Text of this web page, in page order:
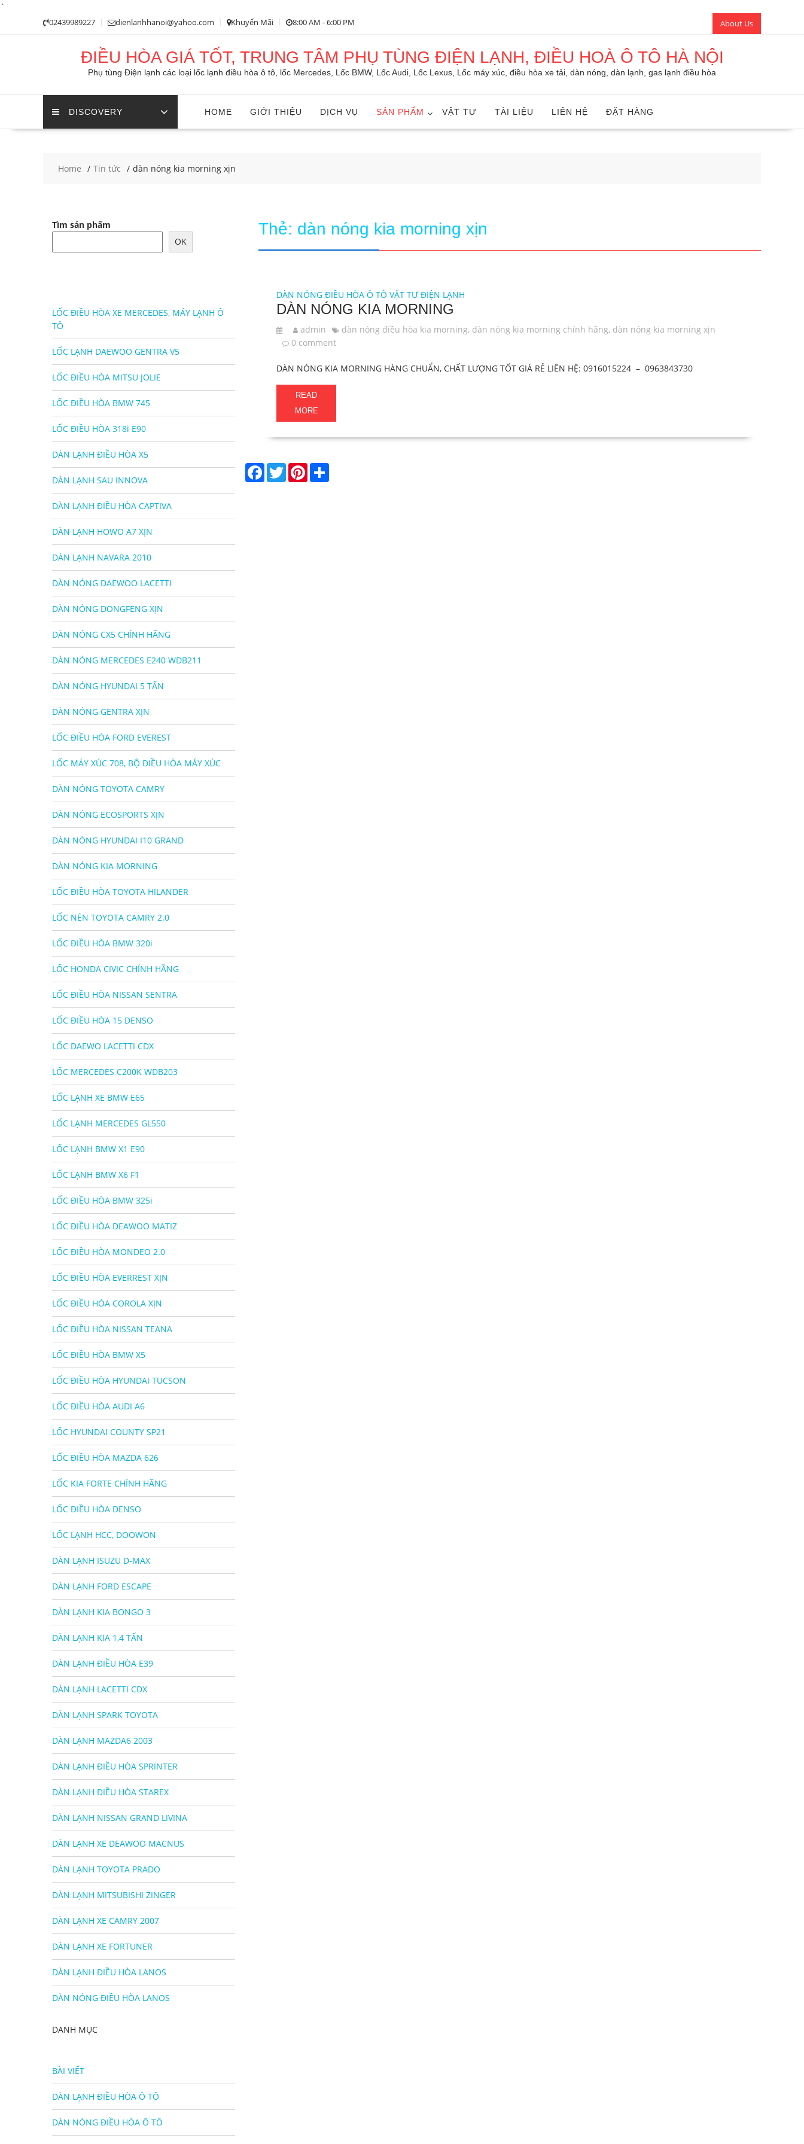
`
02439989227 dienlanhhanoi@yahoo.com Khuyến Mãi 8:00 AM - 6:00 PM About Us
ĐIỀU HÒA GIÁ TỐT, TRUNG TÂM PHỤ TÙNG ĐIỆN LẠNH, ĐIỀU HOÀ Ô TÔ HÀ NỘI
Phụ tùng Điện lạnh các loại lốc lạnh điều hòa ô tô, lốc Mercedes, Lốc BMW, Lốc Audi, Lốc Lexus, Lốc máy xúc, điều hòa xe tải, dàn nóng, dàn lạnh, gas lạnh điều hòa
DISCOVERY HOME GIỚI THIỆU DỊCH VỤ SẢN PHẨM VẬT TƯ TÀI LIỆU LIÊN HỆ ĐẶT HÀNG
Home Tin tức dàn nóng kia morning xịn
Thẻ: dàn nóng kia morning xịn
DÀN NÓNG ĐIỀU HÒA Ô TÔ VẬT TƯ ĐIỆN LẠNH
DÀN NÓNG KIA MORNING
admin dàn nóng điều hòa kia morning, dàn nóng kia morning chính hãng, dàn nóng kia morning xịn
0 comment
DÀN NÓNG KIA MORNING HÀNG CHUẨN, CHẤT LƯỢNG TỐT GIÁ RẺ LIÊN HỆ: 0916015224 – 0963843730
READ
MORE
Tìm sản phẩm
OK
LỐC ĐIỀU HÒA XE MERCEDES, MÁY LẠNH Ô
TÔ
LỐC LẠNH DAEWOO GENTRA V5
LỐC ĐIỀU HÒA MITSU JOLIE
LỐC ĐIỀU HÒA BMW 745
LỐC ĐIỀU HÒA 318i E90
DÀN LẠNH ĐIỀU HÒA X5
DÀN LẠNH SAU INNOVA
DÀN LẠNH ĐIỀU HÒA CAPTIVA
DÀN LẠNH HOWO A7 XỊN
DÀN LẠNH NAVARA 2010
DÀN NÓNG DAEWOO LACETTI
DÀN NÓNG DONGFENG XỊN
DÀN NÓNG CX5 CHÍNH HÃNG
DÀN NÓNG MERCEDES E240 WDB211
DÀN NÓNG HYUNDAI 5 TẤN
DÀN NÓNG GENTRA XỊN
LỐC ĐIỀU HÒA FORD EVEREST
LỐC MÁY XÚC 708, BỘ ĐIỀU HÒA MÁY XÚC
DÀN NÓNG TOYOTA CAMRY
DÀN NÓNG ECOSPORTS XỊN
DÀN NÓNG HYUNDAI I10 GRAND
DÀN NÓNG KIA MORNING
LỐC ĐIỀU HÒA TOYOTA HILANDER
LỐC NÉN TOYOTA CAMRY 2.0
LỐC ĐIỀU HÒA BMW 320i
LỐC HONDA CIVIC CHÍNH HÃNG
LỐC ĐIỀU HÒA NISSAN SENTRA
LỐC ĐIỀU HÒA 15 DENSO
LỐC DAEWO LACETTI CDX
LỐC MERCEDES C200K WDB203
LỐC LẠNH XE BMW E65
LỐC LẠNH MERCEDES GL550
LỐC LẠNH BMW X1 E90
LỐC LẠNH BMW X6 F1
LỐC ĐIỀU HÒA BMW 325i
LỐC ĐIỀU HÒA DEAWOO MATIZ
LỐC ĐIỀU HÒA MONDEO 2.0
LỐC ĐIỀU HÒA EVERREST XỊN
LỐC ĐIỀU HÒA COROLA XỊN
LỐC ĐIỀU HÒA NISSAN TEANA
LỐC ĐIỀU HÒA BMW X5
LỐC ĐIỀU HÒA HYUNDAI TUCSON
LỐC ĐIỀU HÒA AUDI A6
LỐC HYUNDAI COUNTY SP21
LỐC ĐIỀU HÒA MAZDA 626
LỐC KIA FORTE CHÍNH HÃNG
LỐC ĐIỀU HÒA DENSO
LỐC LẠNH HCC, DOOWON
DÀN LẠNH ISUZU D-MAX
DÀN LẠNH FORD ESCAPE
DÀN LẠNH KIA BONGO 3
DÀN LẠNH KIA 1,4 TẤN
DÀN LẠNH ĐIỀU HÒA E39
DÀN LẠNH LACETTI CDX
DÀN LẠNH SPARK TOYOTA
DÀN LẠNH MAZDA6 2003
DÀN LẠNH ĐIỀU HÒA SPRINTER
DÀN LẠNH ĐIỀU HÒA STAREX
DÀN LẠNH NISSAN GRAND LIVINA
DÀN LẠNH XE DEAWOO MACNUS
DÀN LẠNH TOYOTA PRADO
DÀN LẠNH MITSUBISHI ZINGER
DÀN LẠNH XE CAMRY 2007
DÀN LẠNH XE FORTUNER
DÀN LẠNH ĐIỀU HÒA LANOS
DÀN NÓNG ĐIỀU HÒA LANOS
DANH MỤC
BÀI VIẾT
DÀN LẠNH ĐIỀU HÒA Ô TÔ
DÀN NÓNG ĐIỀU HÒA Ô TÔ
F
T
w
P